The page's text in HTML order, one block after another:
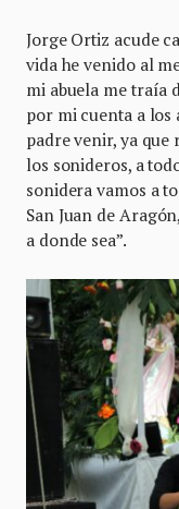
Jorge Ortiz acude
vida he venido al
mi abuela me traía
por mi cuenta a los
padre venir, ya que
los sonideros, a
sonidera vamos a
San Juan de
a donde sea”.